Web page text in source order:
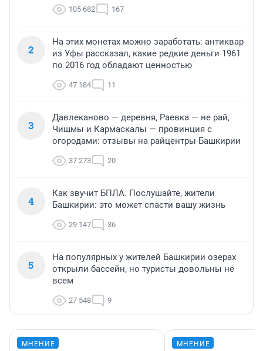
105 682 167
2
На этих монетах можно заработать: антиквар
из Уфы рассказал, какие редкие деньги 1961
по 2016 год обладают ценностью
47 184 11
3
Давлеканово — деревня, Раевка — не рай,
Чишмы и Кармаскалы — провинция с
огородами: отзывы на райцентры Башкирии
37 273 20
4
Как звучит БПЛА. Послушайте, жители
Башкирии: это может спасти вашу жизнь
29 147 36
5
На популярных у жителей Башкирии озерах
открыли бассейн, но туристы довольны не
всем
27 548 9
МНЕНИЕ МНЕНИЕ